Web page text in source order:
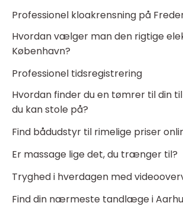
Professionel kloakrensning på
Hvordan vælger man den rigtige
København?
Professionel tidsregistrering
Hvordan finder du en tømrer til din
du kan stole på?
Find bådudstyr til rimelige priser
Er massage lige det, du trænger til?
Tryghed i hverdagen med
Find din nærmeste tandlæge i